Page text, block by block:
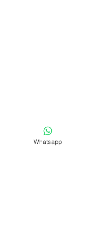
Whatsapp